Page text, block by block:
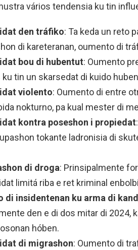
vários tendensia ku tin
den tráfiko: Ta keda un reto
di kareteranan, oumento di
bou di hubentut: Oumento
tin un skarsedat di kuido
violento: Oumento di entre
nokturno, pa kual mester di
kontra poseshon i propiedat
tokante ladronisia di
di droga: Prinsipalmente
limitá riba e ret kriminal
di insidentenan ku arma di
den e di dos mitar di 2024,
hóben.
di migrashon: Oumento di